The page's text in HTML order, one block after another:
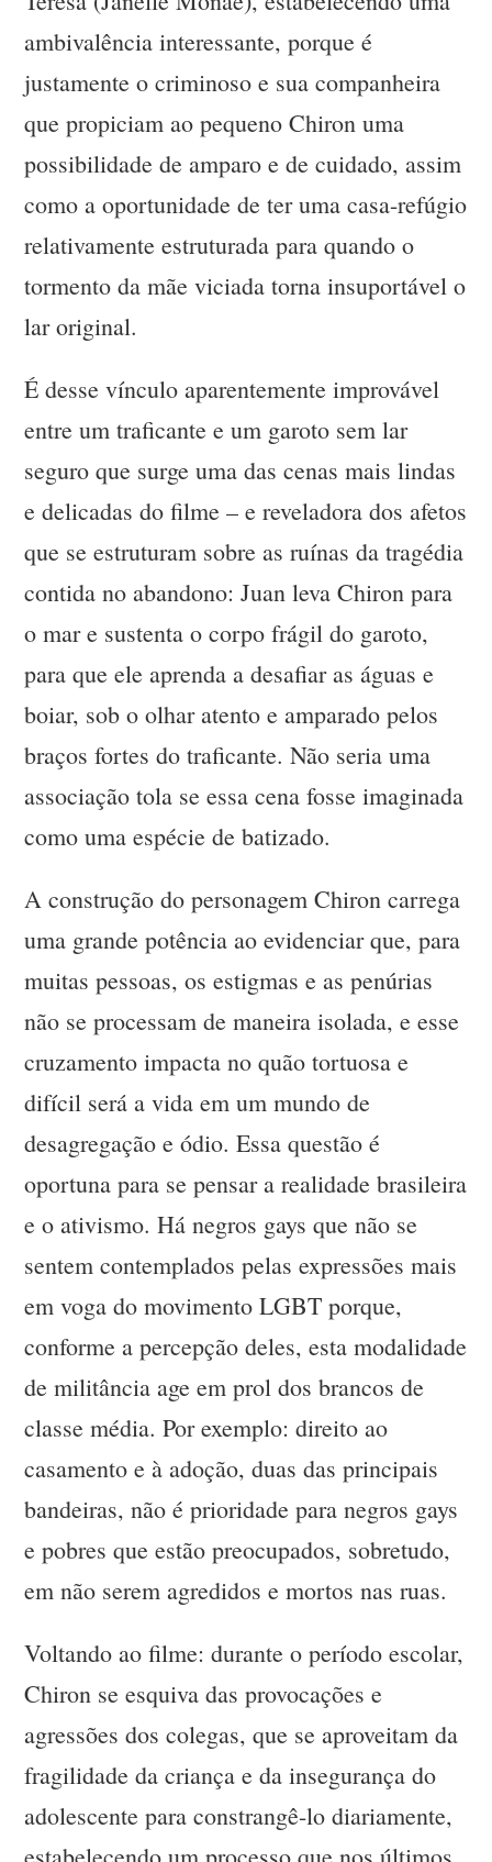
ambivalência interessante, porque é
justamente o criminoso e sua companheira
que propiciam ao pequeno Chiron uma
possibilidade de amparo e de cuidado, assim
como a oportunidade de ter uma casa-refúgio
relativamente estruturada para quando o
tormento da mãe viciada torna insuportável o
lar original.
É desse vínculo aparentemente improvável
entre um traficante e um garoto sem lar
seguro que surge uma das cenas mais lindas
e delicadas do filme – e reveladora dos afetos
que se estruturam sobre as ruínas da tragédia
contida no abandono: Juan leva Chiron para
o mar e sustenta o corpo frágil do garoto,
para que ele aprenda a desafiar as águas e
boiar, sob o olhar atento e amparado pelos
braços fortes do traficante. Não seria uma
associação tola se essa cena fosse imaginada
como uma espécie de batizado.
A construção do personagem Chiron carrega
uma grande potência ao evidenciar que, para
muitas pessoas, os estigmas e as penúrias
não se processam de maneira isolada, e esse
cruzamento impacta no quão tortuosa e
difícil será a vida em um mundo de
desagregação e ódio. Essa questão é
oportuna para se pensar a realidade brasileira
e o ativismo. Há negros gays que não se
sentem contemplados pelas expressões mais
em voga do movimento LGBT porque,
conforme a percepção deles, esta modalidade
de militância age em prol dos brancos de
classe média. Por exemplo: direito ao
casamento e à adoção, duas das principais
bandeiras, não é prioridade para negros gays
e pobres que estão preocupados, sobretudo,
em não serem agredidos e mortos nas ruas.
Voltando ao filme: durante o período escolar,
Chiron se esquiva das provocações e
agressões dos colegas, que se aproveitam da
fragilidade da criança e da insegurança do
adolescente para constrangê-lo diariamente,
estabelecendo um processo que nos últimos